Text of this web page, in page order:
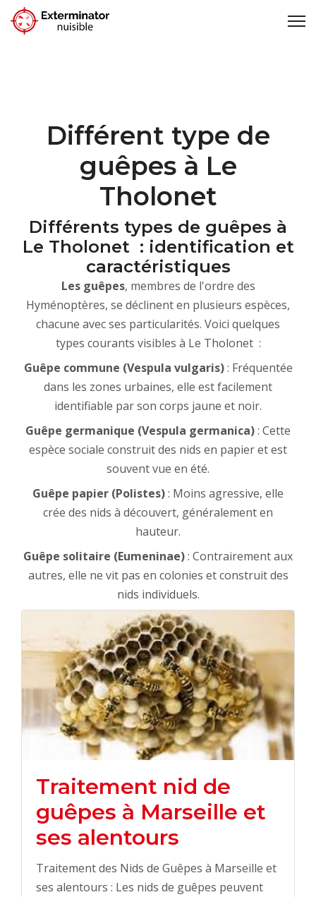
Différent type de
guêpes à Le
Tholonet
Différents types de guêpes à
Le Tholonet : identification et
caractéristiques
Les guêpes, membres de l'ordre des
Hyménoptères, se déclinent en plusieurs espèces,
chacune avec ses particularités. Voici quelques
types courants visibles à Le Tholonet :
Guêpe commune (Vespula vulgaris): Fréquentée
dans les zones urbaines, elle est facilement
identifiable par son corps jaune et noir.
Guêpe germanique (Vespula germanica): Cette
espèce sociale construit des nids en papier et est
souvent vue en été.
Guêpe papier (Polistes): Moins agressive, elle
crée des nids à découvert, généralement en
hauteur.
Guêpe solitaire (Eumeninae): Contrairement aux
autres, elle ne vit pas en colonies et construit des
nids individuels.
Traitement nid de
guêpes à Marseille et
ses alentours
Traitement des Nids de Guêpes à Marseille et
ses alentours : Les nids de guêpes peuvent